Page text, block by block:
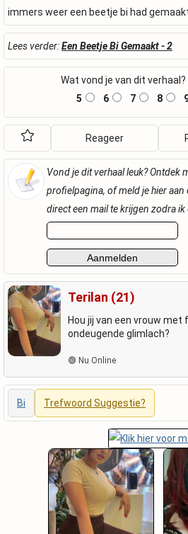
immers weer een beetje bi had
Lees verder:Een Beetje Bi Gemaakt - 2
Wat vond je van dit
5
6 7 8
Reageer
Vond je dit verhaal leuk? Ontdek
profielpagina, of meld je hier
direct een mail te krijgen zodra ik
Terilan (21)
Hou jij van een vrouw
ondeugende glimlach?
🟢 Nu Online
Bi Trefwoord Suggestie?